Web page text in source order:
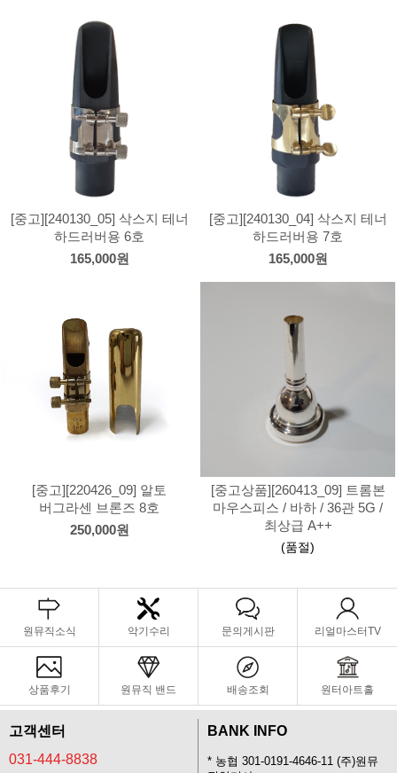
[중고][240130_05] 삭스지 테너
하드러버용 6호
165,000원
[중고][240130_04] 삭스지 테너
하드러버용 7호
165,000원
[중고][220426_09] 알토
버그라센 브론즈 8호
250,000원
[중고상품][260413_09] 트롬본
마우스피스 / 바하 / 36관 5G /
최상급 A++
(품절)
원뮤직소식 악기수리 문의게시판 리얼마스터TV
상품후기 원뮤직 밴드 배송조회 원터아트홀
고객센터
031-444-8838
BANK INFO
* 농협 301-0191-4646-11 (주)원뮤